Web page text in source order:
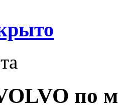
по